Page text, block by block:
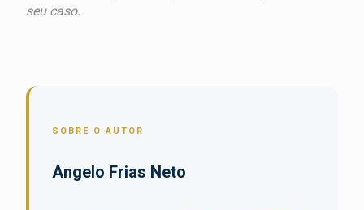
seu caso.
SOBRE O AUTOR
Angelo Frias Neto